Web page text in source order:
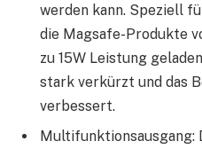
werden kann. Speziell
die Magsafe-Produkte
zu 15W Leistung
stark verkürzt und das
verbessert.
Multifunktionsausgang: